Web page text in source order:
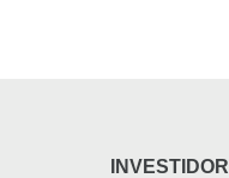
INVESTIDOR